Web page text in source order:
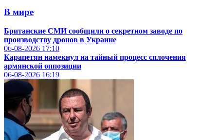
В мире
Британские СМИ сообщили о секретном заводе по
производству дронов в Украине
06-08-2026 17:10
Карапетян намекнул на тайный процесс сплочения
армянской оппозиции
06-08-2026 16:19